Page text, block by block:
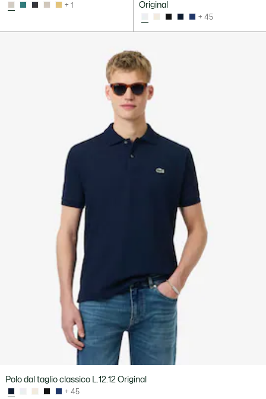
+ 1
Original
+ 45
Polo dal taglio classico L.12.12 Original
+ 45